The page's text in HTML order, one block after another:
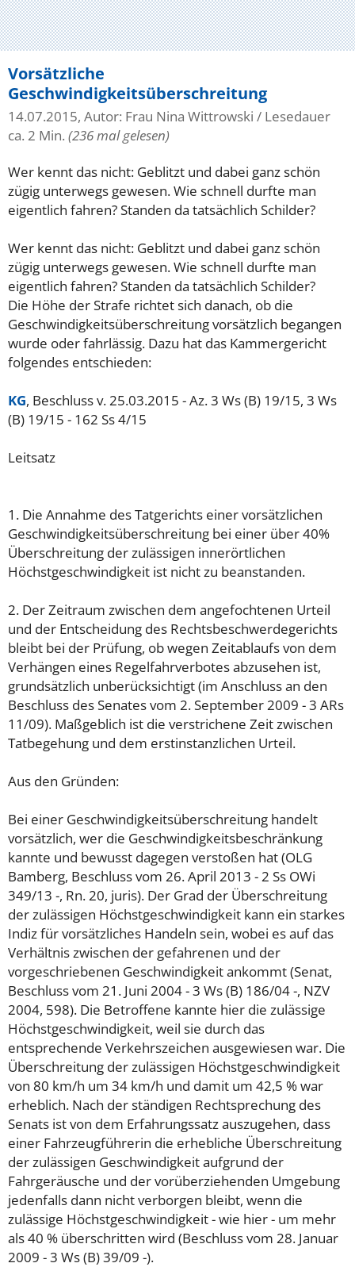
Vorsätzliche
Geschwindigkeitsüberschreitung
14.07.2015, Autor: Frau Nina Wittrowski / Lesedauer
ca. 2 Min. (236 mal gelesen)
Wer kennt das nicht: Geblitzt und dabei ganz schön
zügig unterwegs gewesen. Wie schnell durfte man
eigentlich fahren? Standen da tatsächlich Schilder?
Wer kennt das nicht: Geblitzt und dabei ganz schön
zügig unterwegs gewesen. Wie schnell durfte man
eigentlich fahren? Standen da tatsächlich Schilder?
Die Höhe der Strafe richtet sich danach, ob die
Geschwindigkeitsüberschreitung vorsätzlich begangen
wurde oder fahrlässig. Dazu hat das Kammergericht
folgendes entschieden:
KG, Beschluss v. 25.03.2015 - Az. 3 Ws (B) 19/15, 3 Ws
(B) 19/15 - 162 Ss 4/15
Leitsatz
1. Die Annahme des Tatgerichts einer vorsätzlichen
Geschwindigkeitsüberschreitung bei einer über 40%
Überschreitung der zulässigen innerörtlichen
Höchstgeschwindigkeit ist nicht zu beanstanden.
2. Der Zeitraum zwischen dem angefochtenen Urteil
und der Entscheidung des Rechtsbeschwerdegerichts
bleibt bei der Prüfung, ob wegen Zeitablaufs von dem
Verhängen eines Regelfahrverbotes abzusehen ist,
grundsätzlich unberücksichtigt (im Anschluss an den
Beschluss des Senates vom 2. September 2009 - 3 ARs
11/09). Maßgeblich ist die verstrichene Zeit zwischen
Tatbegehung und dem erstinstanzlichen Urteil.
Aus den Gründen:
Bei einer Geschwindigkeitsüberschreitung handelt
vorsätzlich, wer die Geschwindigkeitsbeschränkung
kannte und bewusst dagegen verstoßen hat (OLG
Bamberg, Beschluss vom 26. April 2013 - 2 Ss OWi
349/13 -, Rn. 20, juris). Der Grad der Überschreitung
der zulässigen Höchstgeschwindigkeit kann ein starkes
Indiz für vorsätzliches Handeln sein, wobei es auf das
Verhältnis zwischen der gefahrenen und der
vorgeschriebenen Geschwindigkeit ankommt (Senat,
Beschluss vom 21. Juni 2004 - 3 Ws (B) 186/04 -, NZV
2004, 598). Die Betroffene kannte hier die zulässige
Höchstgeschwindigkeit, weil sie durch das
entsprechende Verkehrszeichen ausgewiesen war. Die
Überschreitung der zulässigen Höchstgeschwindigkeit
von 80 km/h um 34 km/h und damit um 42,5 % war
erheblich. Nach der ständigen Rechtsprechung des
Senats ist von dem Erfahrungssatz auszugehen, dass
einer Fahrzeugführerin die erhebliche Überschreitung
der zulässigen Geschwindigkeit aufgrund der
Fahrgeräusche und der vorüberziehenden Umgebung
jedenfalls dann nicht verborgen bleibt, wenn die
zulässige Höchstgeschwindigkeit - wie hier - um mehr
als 40 % überschritten wird (Beschluss vom 28. Januar
2009 - 3 Ws (B) 39/09 -).